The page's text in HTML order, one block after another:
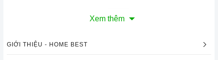
Xem thêm
GIỚI THIỆU - HOME BEST